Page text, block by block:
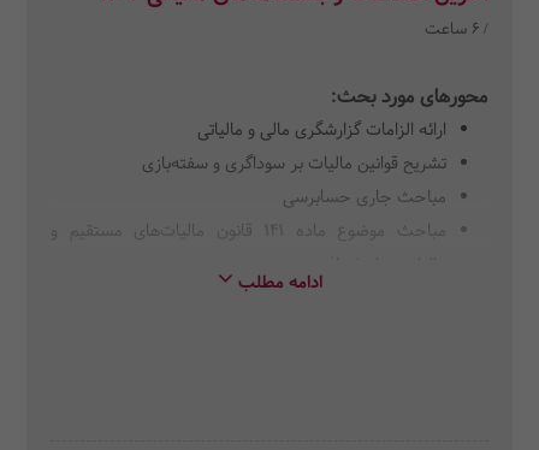
/ 6 ساعت
محورهای مورد بحث:
ارائه الزامات گزارشگری مالی و مالیاتی
تشریح قوانین مالیات بر سوداگری و سفته‌بازی
مباحث جاری حسابرسی
مباحث موضوع ماده 141 قانون مالیات‌های مستقیم و
ادامه مطلب